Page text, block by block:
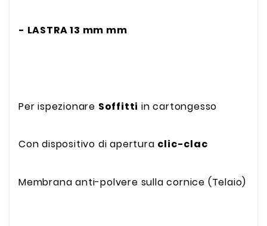
- LASTRA 13 mm mm
Per ispezionare Soffitti in cartongesso
Con dispositivo di apertura clic-clac
Membrana anti-polvere sulla cornice (Telaio)